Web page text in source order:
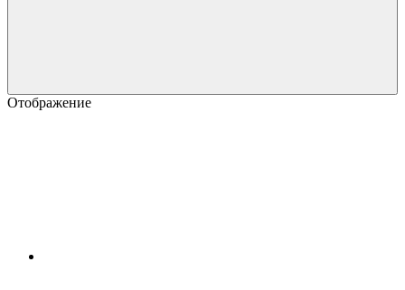
Отображение